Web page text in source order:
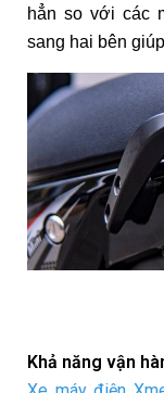
hẳn so với các
sang hai bên
Khả năng vận